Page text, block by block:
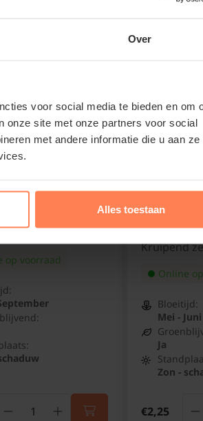
Over
voor social media te bieden en om
onze site met onze partners voor social
met andere informatie die u aan ze
Alles toestaan
mollis
op voorraad
Ajuga
Glow'
Kruipend
Online
Bloeitijd:
Mei - Juni
Ja
Zon -
€2,25